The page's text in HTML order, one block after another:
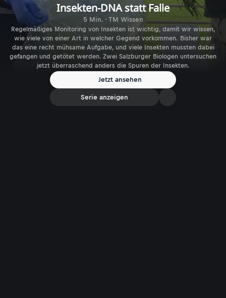
Insekten-DNA statt Falle
5 Min. · TM Wissen
Regelmäßiges Monitoring von Insekten ist wichtig, damit wir wissen,
wie viele von einer Art in welcher Gegend vorkommen. Bisher war
das eine recht mühsame Aufgabe, und viele Insekten mussten dabei
gefangen und getötet werden. Zwei Salzburger Biologen untersuchen
jetzt überraschend anders die Spuren der Insekten.
Jetzt ansehen
Serie anzeigen